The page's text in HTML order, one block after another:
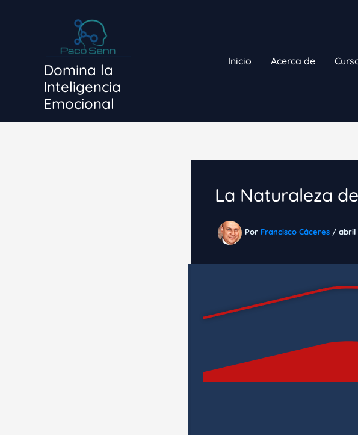
Domina la
Inteligencia
Emocional
Inicio Acerca de
La Naturaleza
Por Francisco Cáceres / abril